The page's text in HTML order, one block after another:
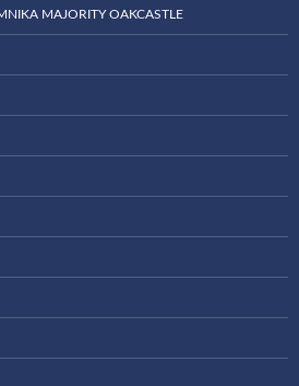
MAJORITY OAKCASTLE